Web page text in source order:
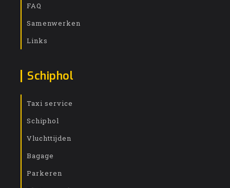
FAQ
Samenwerken
Links
Schiphol
Taxi service
Schiphol
Vluchttijden
Bagage
Parkeren